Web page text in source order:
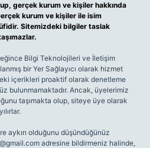
gerçek kurum ve kişiler hakkında
kurum ve kişiler ile isim
Sitemizdeki bilgiler taslak
Bilgi Teknolojileri ve İletişim
bir Yer Sağlayıcı olarak hizmet
içerikleri proaktif olarak denetleme
bulunmamaktadır. Ancak, üyelerimiz
taşımakta olup, siteye üye olarak
aykırı olduğunu düşündüğünüz
adresine bildirmeniz halinde,